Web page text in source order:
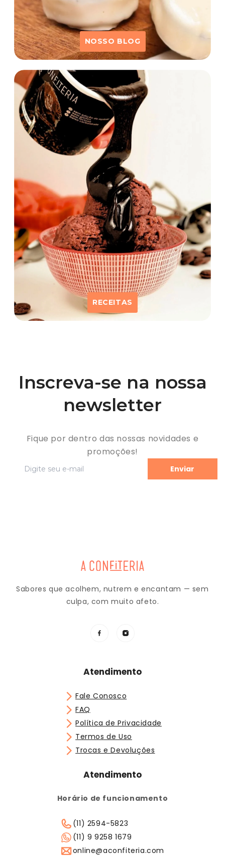
NOSSO BLOG
RECEITAS
Inscreva-se na nossa
newsletter
Fique por dentro das nossas novidades e
promoções!
Enviar
Sabores que acolhem, nutrem e encantam — sem
culpa, com muito afeto.
Atendimento
Fale Conosco
FAQ
Política de Privacidade
Termos de Uso
Trocas e Devoluções
Atendimento
Horário de funcionamento
(11) 2594-5823
(11) 9 9258 1679
online@aconfiteria.com